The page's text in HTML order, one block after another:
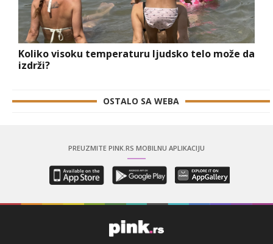
Koliko visoku temperaturu ljudsko telo može da
izdrži?
OSTALO SA WEBA
PREUZMITE PINK.RS MOBILNU APLIKACIJU